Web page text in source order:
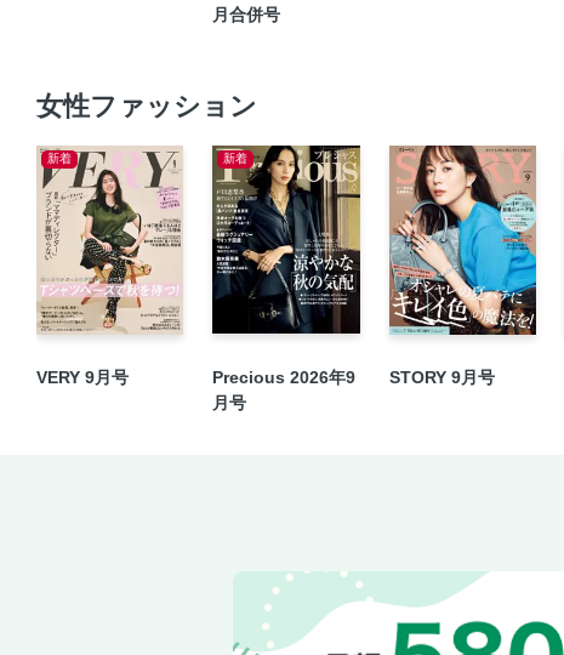
月合併号
女性ファッション
新着
VERY 9月号
新着
Precious 2026年9
月号
STORY 9月号